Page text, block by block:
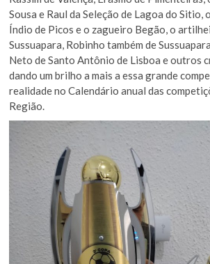
Sousa e Raul da Seleção de Lagoa do Sitio,
Índio de Picos e o zagueiro Begão, o
Sussuapara, Robinho também de
Neto de Santo Antônio de Lisboa e outros
dando um brilho a mais a essa grande
realidade no Calendário anual das
Região.